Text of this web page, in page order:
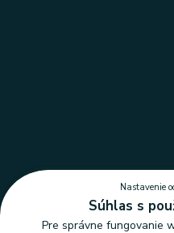
Nastavenie
Súhlas s
Pre správne fungovanie